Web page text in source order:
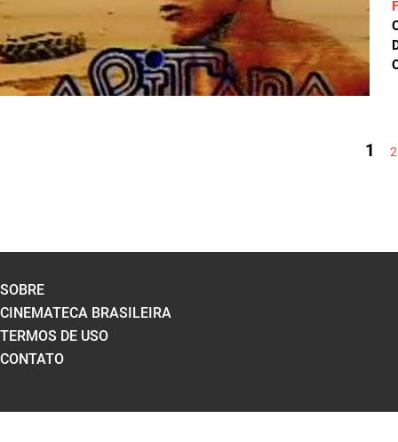
1 2
SOBRE
CINEMATECA BRASILEIRA
TERMOS DE USO
CONTATO